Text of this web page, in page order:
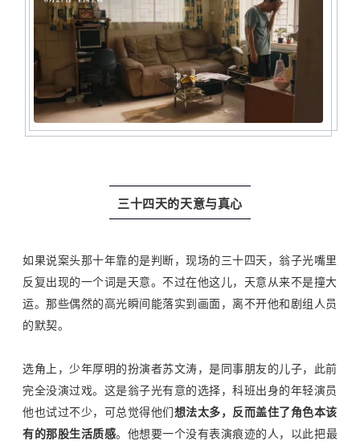
三十四天的天意与真心
如果说案头那十年靠的是判断，现场的三十四天，翁子光嘴里
反复出现的一个词是天意。不过在他这儿，天意从来不是撞大
运。那些偶然的高光瞬间能落实到画面，离不开他和剧组人员
的默契。
选角上，少年厚明的扮演者苏文涛，是同事朋友的儿子，此前
完全没演过戏。这是翁子光有意的选择，科班出身的年轻演员
他也试过不少，可总觉得他们想法太多，反而盖住了角色本该
有的那股生活质感。他想要一个没有表演痕迹的人，以此把最